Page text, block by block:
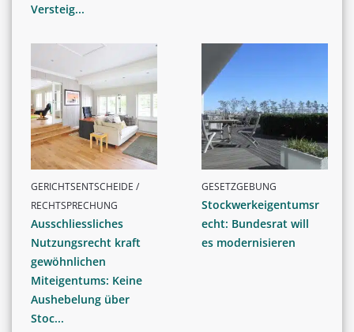
Versteig...
GERICHTSENTSCHEIDE /
RECHTSPRECHUNG
Ausschliessliches
Nutzungsrecht kraft
gewöhnlichen
Miteigentums: Keine
Aushebelung über
Stoc...
GESETZGEBUNG
Stockwerkeigentumsr
echt: Bundesrat will
es modernisieren